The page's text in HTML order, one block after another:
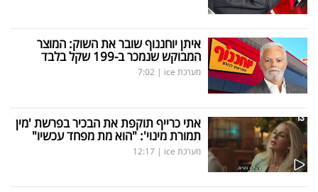
איתן יוחננוף שובר את השוק: המוצר
המבוקש שנמכר ב-199 שקל בלבד
מערכת ice |
7:02
אתי כרייף תוקפת את הבכיר בפרשת 'מין
תמורת מינוי': "הוא מת מפחד עכשיו"
מערכת ice |
12:17